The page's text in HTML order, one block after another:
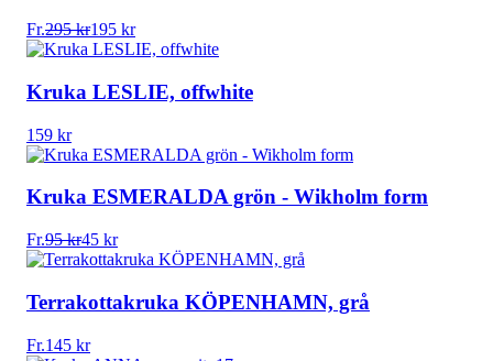
Fr.295kr195 kr
Kruka LESLIE, offwhite
159 kr
Kruka ESMERALDA grön - Wikholm form
Fr.95kr45 kr
Terrakottakruka KÖPENHAMN, grå
Fr.145 kr